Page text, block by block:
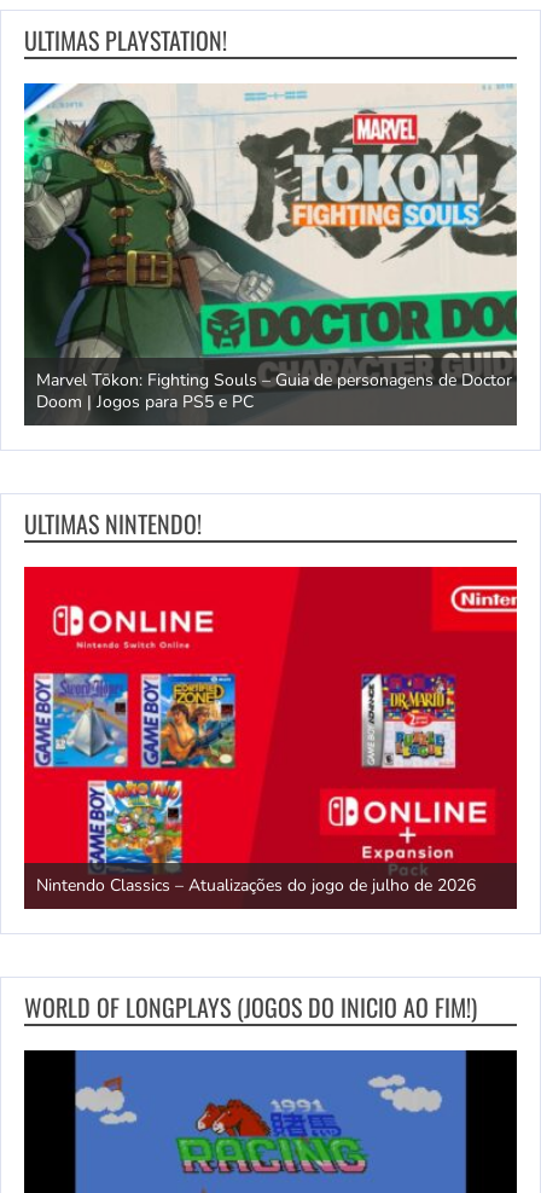
ULTIMAS PLAYSTATION!
Marvel Tōkon: Fighting Souls – Guia de personagens de Doctor
Doom | Jogos para PS5 e PC
ULTIMAS NINTENDO!
Nintendo Classics – Atualizações do jogo de julho de 2026
WORLD OF LONGPLAYS (JOGOS DO INICIO AO FIM!)